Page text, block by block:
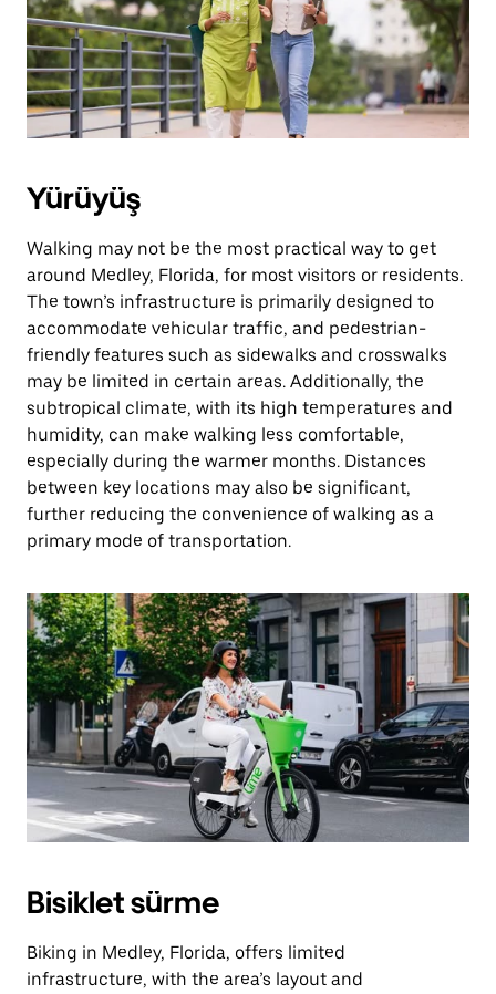
Yürüyüş
Walking may not be the most practical way to get
around Medley, Florida, for most visitors or residents.
The town’s infrastructure is primarily designed to
accommodate vehicular traffic, and pedestrian-
friendly features such as sidewalks and crosswalks
may be limited in certain areas. Additionally, the
subtropical climate, with its high temperatures and
humidity, can make walking less comfortable,
especially during the warmer months. Distances
between key locations may also be significant,
further reducing the convenience of walking as a
primary mode of transportation.
Bisiklet sürme
Biking in Medley, Florida, offers limited
infrastructure, with the area’s layout and